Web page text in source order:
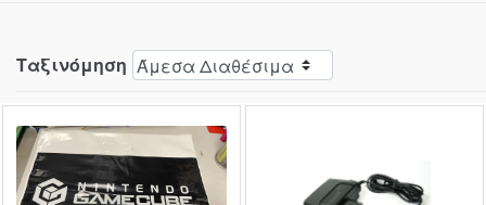
Ταξινόμηση